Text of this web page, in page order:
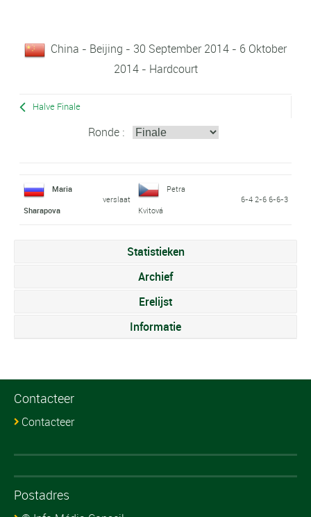
China - Beijing - 30 September 2014 - 6 Oktober
2014 - Hardcourt
Halve Finale
Ronde :
Maria
Sharapova
verslaat
Petra
Kvitová
6-4 2-6 6-6-3
Statistieken
Archief
Erelijst
Informatie
Contacteer
Contacteer
Postadres